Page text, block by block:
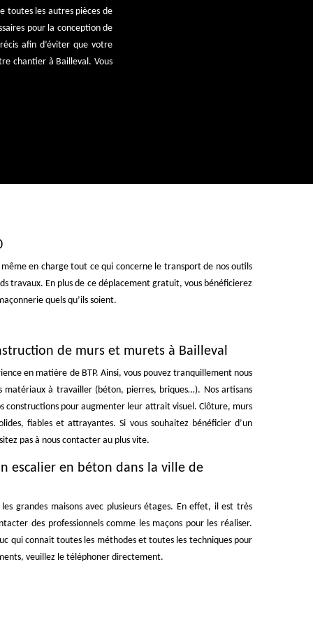
toutes les autres pièces de
pour la conception de
afin d’éviter que votre
chantier à Bailleval. Vous
en charge tout ce qui concerne le transport de nos outils
travaux. En plus de ce déplacement gratuit, vous bénéficierez
quels qu’ils soient.
de murs et murets à Bailleval
en matière de BTP. Ainsi, vous pouvez tranquillement nous
à travailler (béton, pierres, briques…). Nos artisans
constructions pour augmenter leur attrait visuel. Clôture, murs
fiables et attrayantes. Si vous souhaitez bénéficier d’un
pas à nous contacter au plus vite.
escalier en béton dans la ville de
grandes maisons avec plusieurs étages. En effet, il est très
des professionnels comme les maçons pour les réaliser.
qui connait toutes les méthodes et toutes les techniques pour
veuillez le téléphoner directement.